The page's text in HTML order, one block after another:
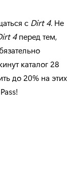
с Dirt 4. Не
4перед тем,
каталог 28
до 20% на этих